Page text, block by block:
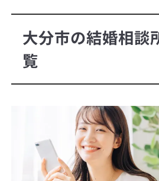
大分市の結婚相談
覧